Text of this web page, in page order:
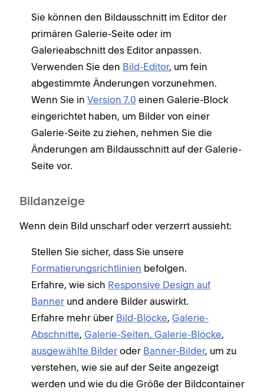
Sie können den Bildausschnitt im Editor der
primären Galerie-Seite oder im
Galerieabschnitt des Editor anpassen.
Verwenden Sie den Bild-Editor, um fein
abgestimmte Änderungen vorzunehmen.
Wenn Sie in Version 7.0 einen Galerie-Block
eingerichtet haben, um Bilder von einer
Galerie-Seite zu ziehen, nehmen Sie die
Änderungen am Bildausschnitt auf der Galerie-
Seite vor.
Bildanzeige
Wenn dein Bild unscharf oder verzerrt aussieht:
Stellen Sie sicher, dass Sie unsere
Formatierungsrichtlinien befolgen.
Erfahre, wie sich Responsive Design auf
Banner und andere Bilder auswirkt.
Erfahre mehr über Bild-Blöcke, Galerie-
Abschnitte, Galerie-Seiten, Galerie-Blöcke,
ausgewählte Bilder oder Banner-Bilder, um zu
verstehen, wie sie auf der Seite angezeigt
werden und wie du die Größe der Bildcontainer